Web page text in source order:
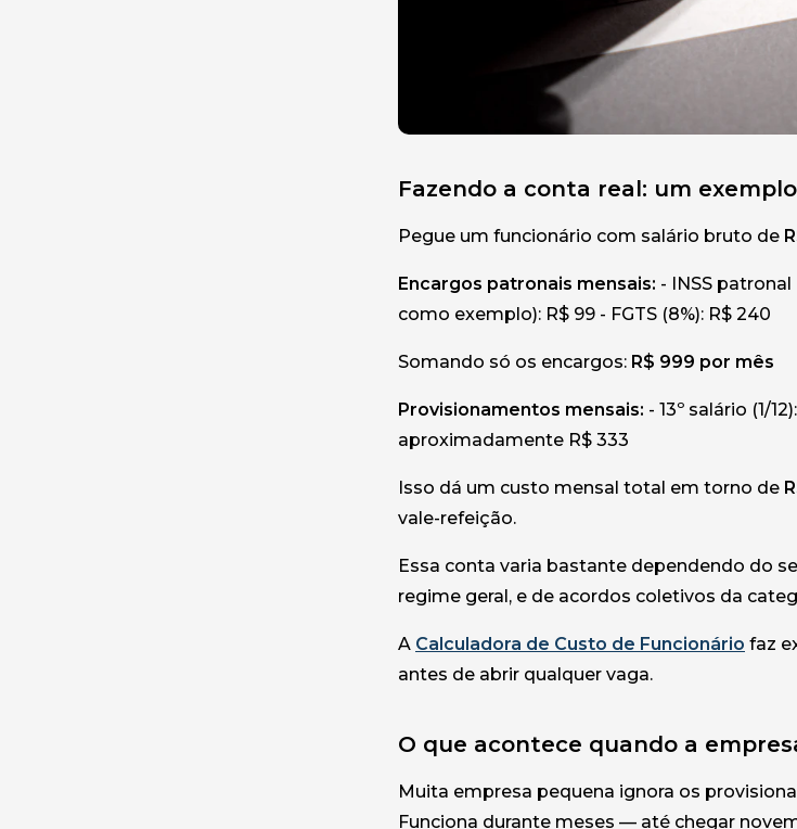
Fazendo a conta real: um
Pegue um funcionário com salário bruto de
Encargos patronais mensais: - INSS patronal
como exemplo): R$ 99 - FGTS (8%): R$ 240
Somando só os encargos: R$ 999 por mês
Provisionamentos mensais: - 13º salário (1/
aproximadamente R$ 333
Isso dá um custo mensal total em torno de
vale-refeição.
Essa conta varia bastante dependendo do
regime geral, e de acordos coletivos da
A Calculadora de Custo de Funcionário faz
antes de abrir qualquer vaga.
O que acontece quando a
Muita empresa pequena ignora os
Funciona durante meses — até chegar